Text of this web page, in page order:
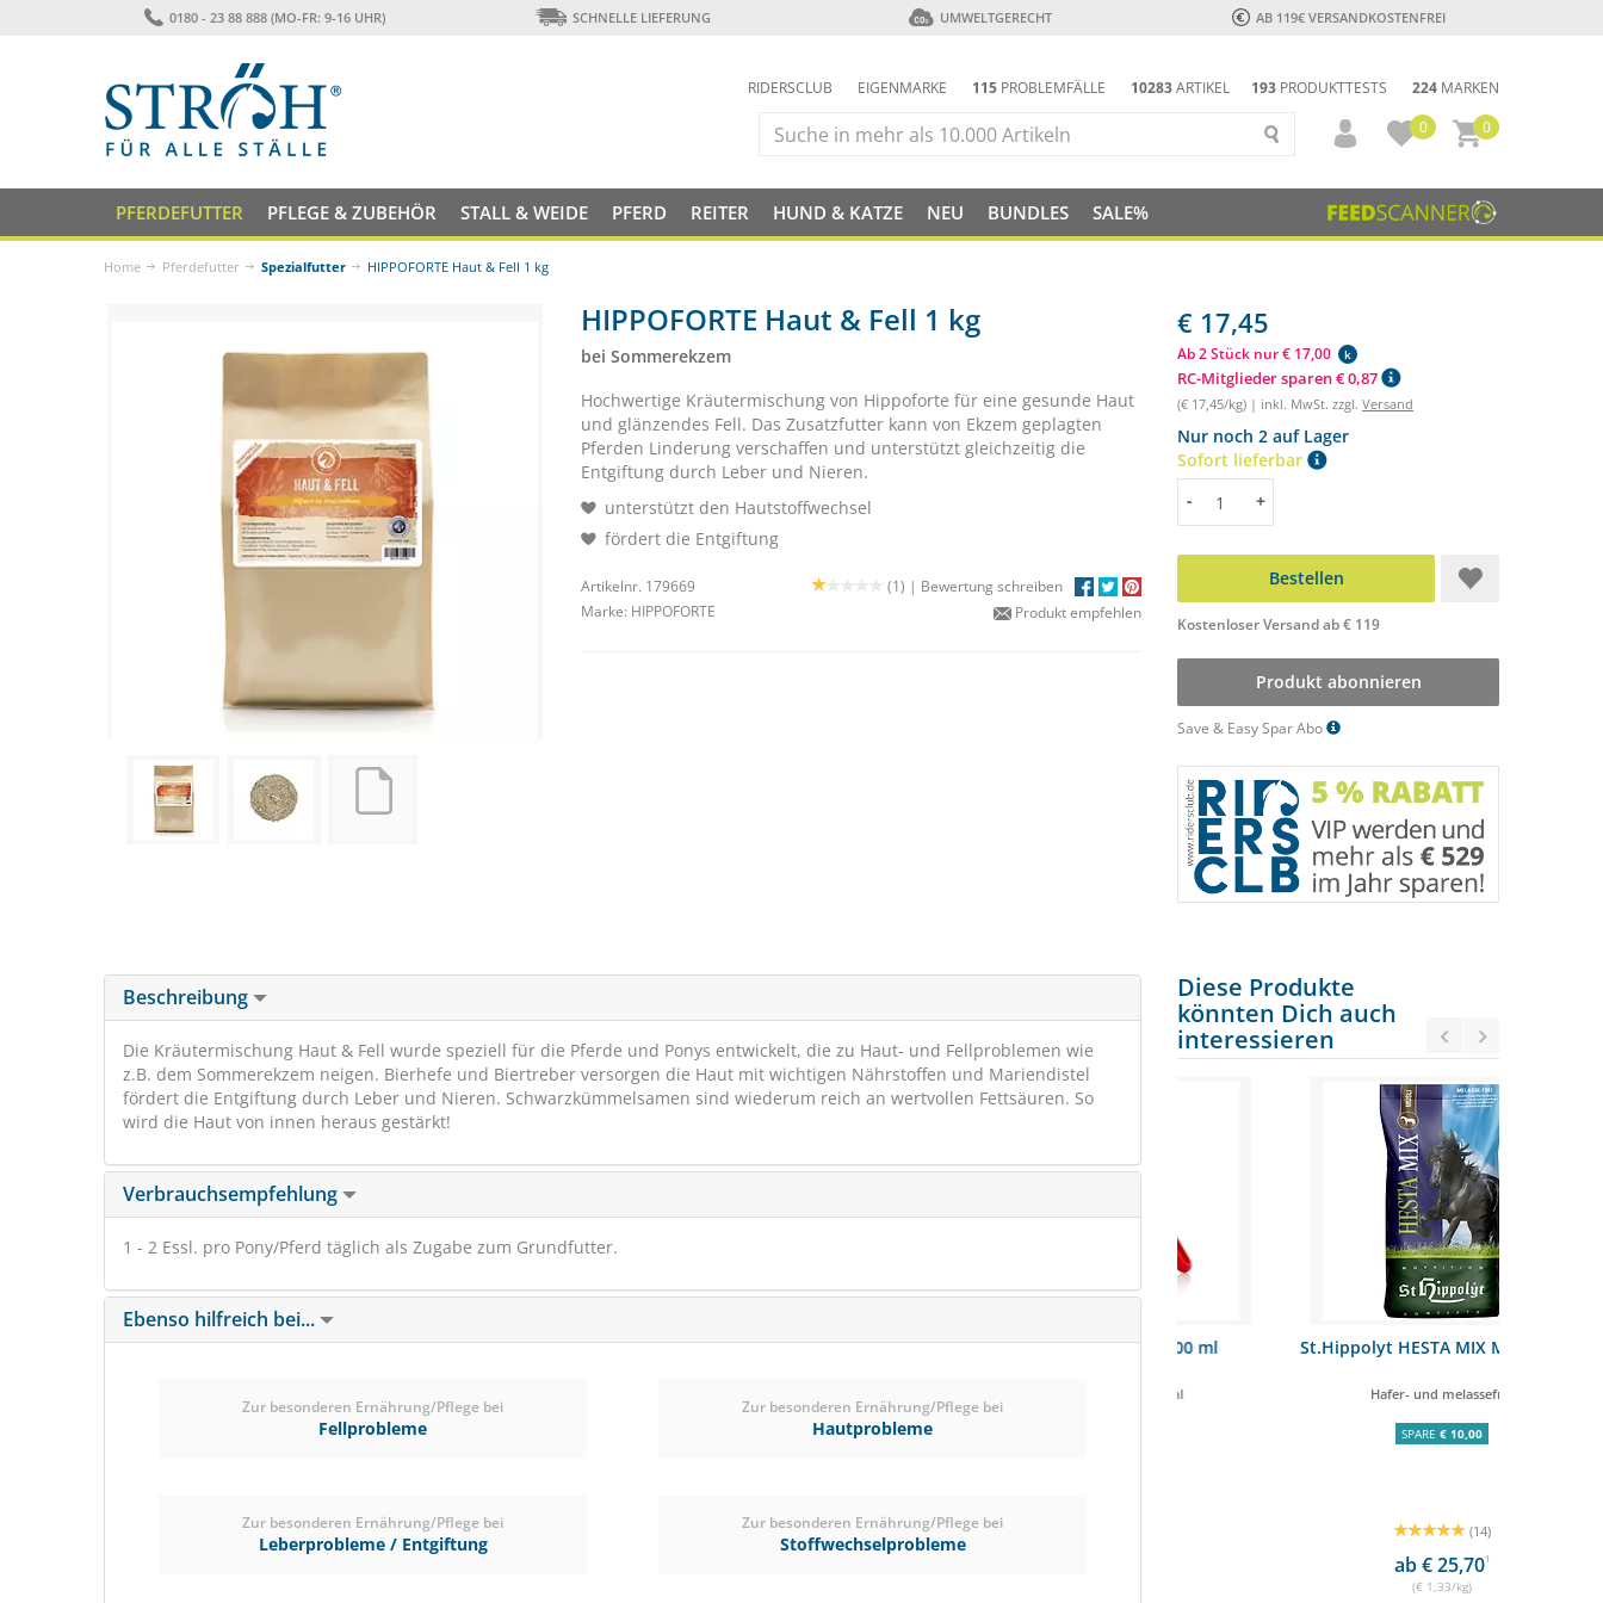
0180 - 23 88 888 (MO-FR: 9-16 UHR) SCHNELLE LIEFERUNG UMWELTGERECHT AB 119€ VERSANDKOSTENFREI
193 PRODUKTTESTS 224 MARKEN
RIDERSCLUB EIGENMARKE 115 PROBLEMFÄLLE 10283ARTIKEL
0
0
PFERDEFUTTER PFLEGE & ZUBEHÖR STALL & WEIDE PFERD REITER HUND & KATZE NEU BUNDLES SALE%
Home Pferdefutter Spezialfutter HIPPOFORTE Haut & Fell 1 kg
HIPPOFORTE Haut & Fell 1 kg
bei Sommerekzem
Hochwertige Kräutermischung von Hippoforte für eine gesunde Haut
und glänzendes Fell. Das Zusatzfutter kann von Ekzem geplagten
Pferden Linderung verschaffen und unterstützt gleichzeitig die
Entgiftung durch Leber und Nieren.
unterstützt den Hautstoffwechsel
fördert die Entgiftung
Artikelnr. 179669 (1) | Bewertung schreiben
Marke: HIPPOFORTE Produkt empfehlen
€ 17,45
Ab 2 Stück nur € 17,00 k
RC-Mitglieder sparen € 0,87
(€ 17,45/kg) | inkl. MwSt. zzgl. Versand
Nur noch 2 auf Lager
Sofort lieferbar
Menge
- +
Bestellen
Kostenloser Versand ab € 119
Produkt abonnieren
Save & Easy Spar Abo
Beschreibung
Die Kräutermischung Haut & Fell wurde speziell für die Pferde und Ponys entwickelt, die zu Haut- und Fellproblemen wie
z.B. dem Sommerekzem neigen. Bierhefe und Biertreber versorgen die Haut mit wichtigen Nährstoffen und Mariendistel
fördert die Entgiftung durch Leber und Nieren. Schwarzkümmelsamen sind wiederum reich an wertvollen Fettsäuren. So
wird die Haut von innen heraus gestärkt!
Verbrauchsempfehlung
1 - 2 Essl. pro Pony/Pferd täglich als Zugabe zum Grundfutter.
Ebenso hilfreich bei...
Zur besonderen Ernährung/Pflege bei
Fellprobleme
Zur besonderen Ernährung/Pflege bei
Hautprobleme
Zur besonderen Ernährung/Pflege bei
Leberprobleme / Entgiftung
Zur besonderen Ernährung/Pflege bei
Stoffwechselprobleme
Diese Produkte
könnten Dich auch
interessieren
Leovet Strahlsan 200 ml St.Hippolyt HESTA MIX MÜSLI 20kg
Hafer- und melassefrei